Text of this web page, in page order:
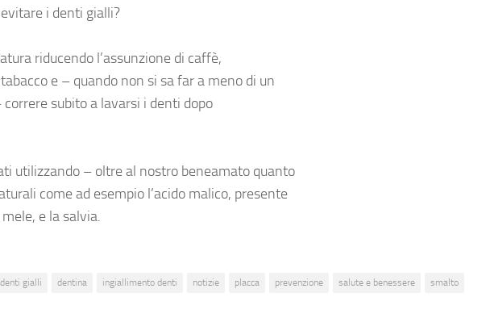
i denti gialli?
riducendo l’assunzione di caffè,
e – quando non si sa far a meno di un
subito a lavarsi i denti dopo
utilizzando – oltre al nostro beneamato quanto
come ad esempio l’acido malico, presente
e la salvia.
denti gialli dentina ingiallimento denti notizie placca prevenzione salute e benessere smalto